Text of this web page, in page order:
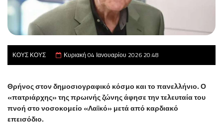
ΚΟΥΣ ΚΟΥΣ Κυριακή 04 Ιανουαρίου 2026 20:48
Θρήνος στον δημοσιογραφικό κόσμο και το πανελλήνιο. Ο
«πατριάρχης» της πρωινής ζώνης άφησε την τελευταία του
πνοή στο νοσοκομείο «Λαϊκό» μετά από καρδιακό
επεισόδιο.